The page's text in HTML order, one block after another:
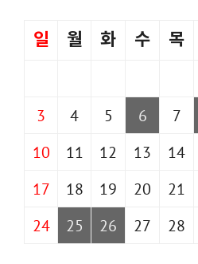
일 월 화 수 목
3
4 5 6 7
10
11 12 13 14
17
18 19 20 21
24
25 26 27 28